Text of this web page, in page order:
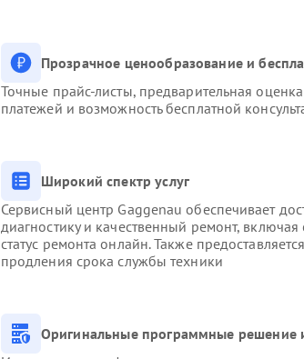
Прозрачное ценообразование и
Точные прайс-листы, предварительная
платежей и возможность бесплатной
Широкий спектр услуг
Сервисный центр Gaggenau обеспечивает
диагностику и качественный ремонт,
статус ремонта онлайн. Также
продления срока службы техники
Оригинальные программные решение